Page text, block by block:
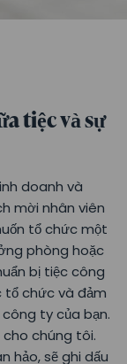
tiệc và sự
doanh và
mời nhân viên
tổ chức một
phòng hoặc
bị tiệc công
chức và đảm
ty của bạn.
cho chúng tôi.
hảo, sẽ ghi dấu